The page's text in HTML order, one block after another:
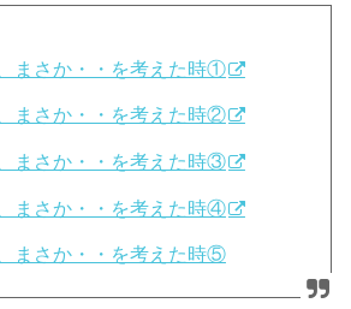
まさか・・を考えた時①
まさか・・を考えた時②
まさか・・を考えた時③
まさか・・を考えた時④
まさか・・を考えた時⑤